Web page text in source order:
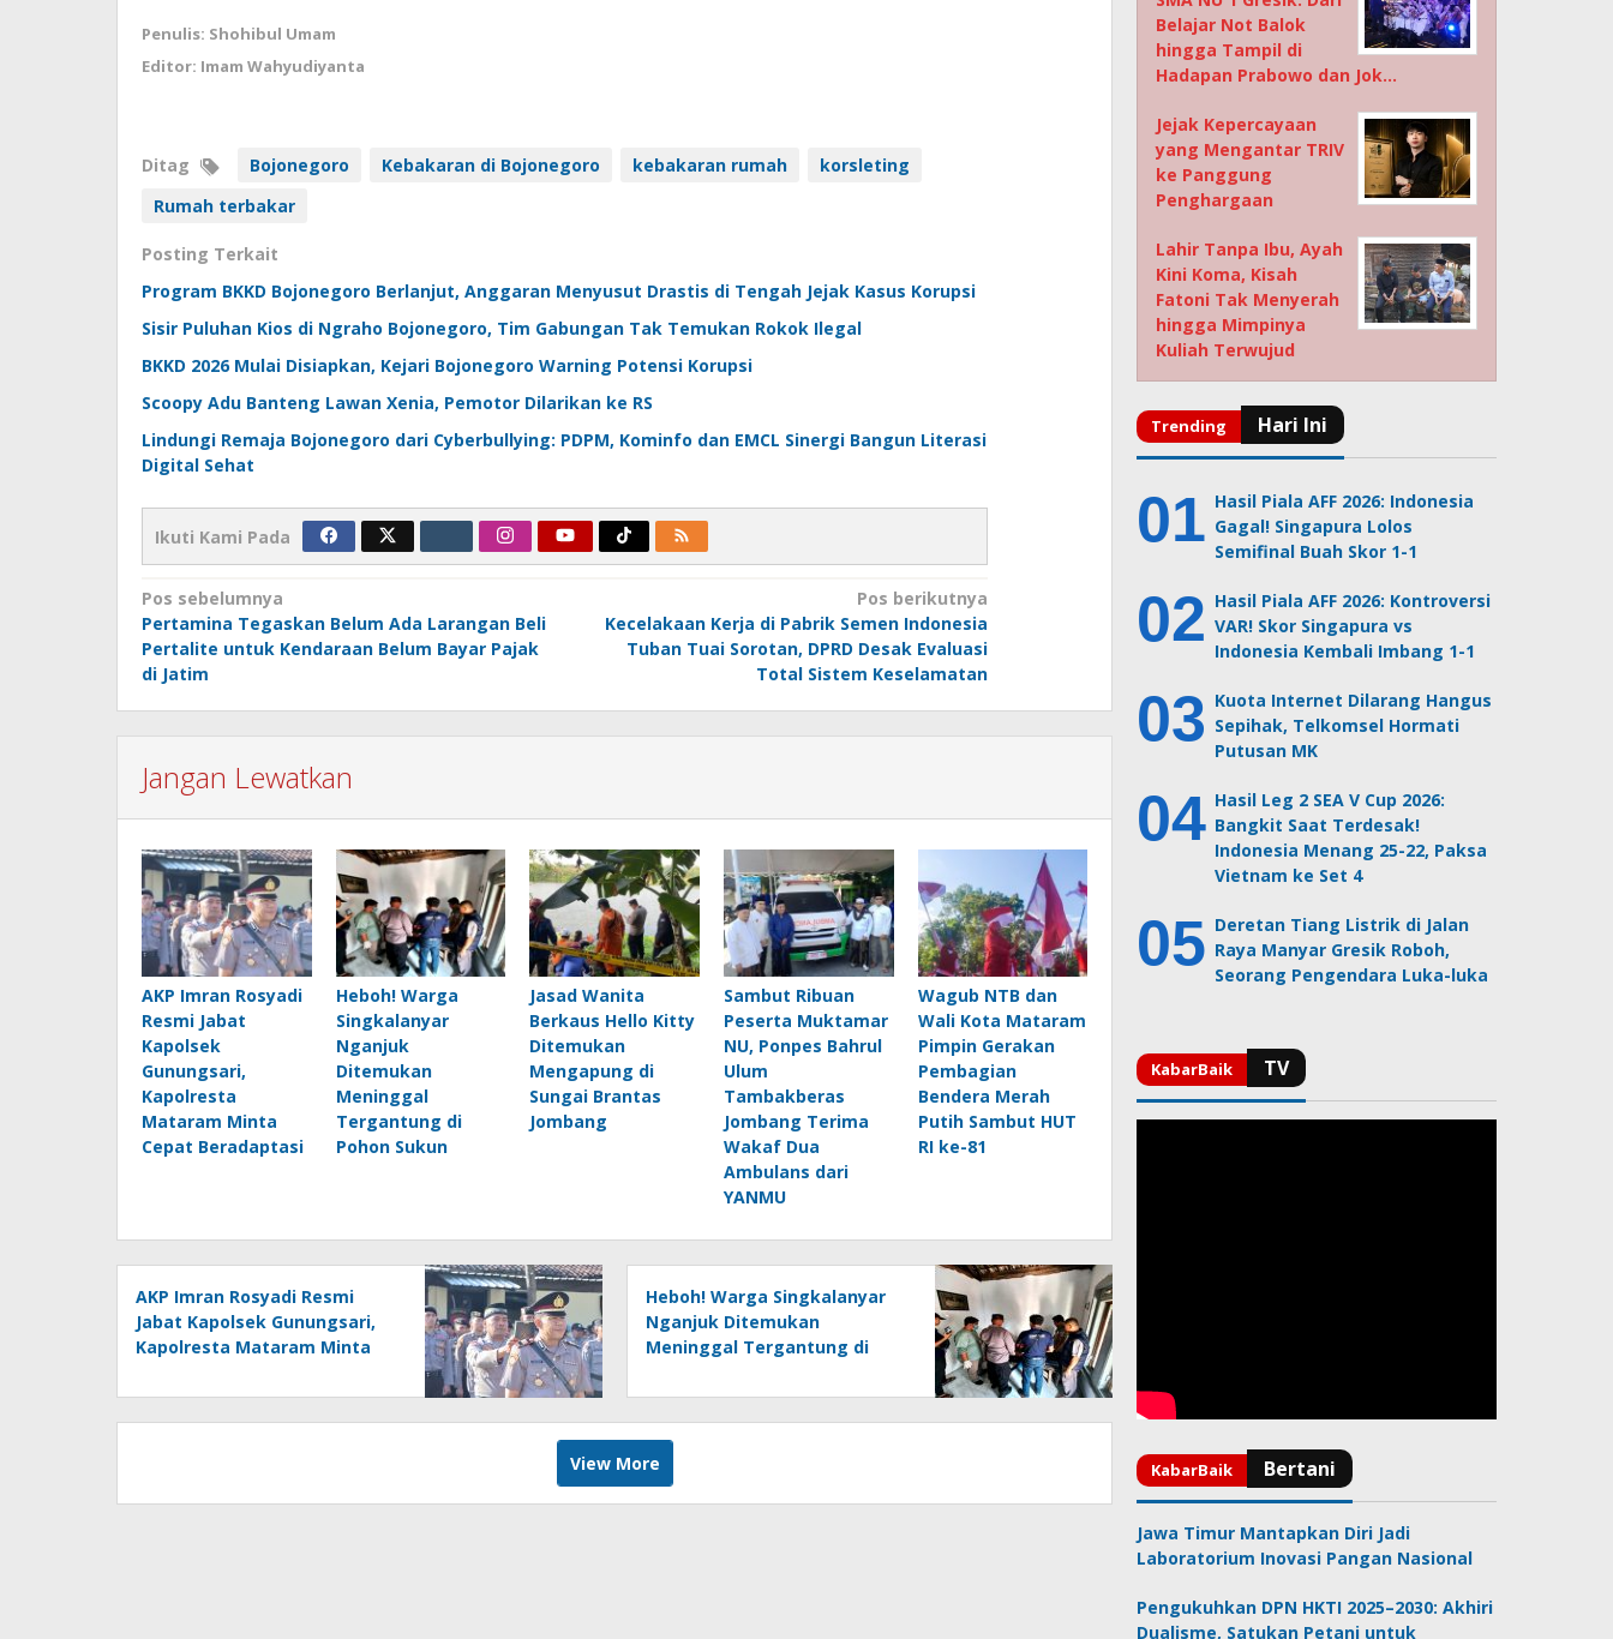
Penulis: Shohibul Umam
Editor: Imam Wahyudiyanta
Ditag Bojonegoro Kebakaran di Bojonegoro kebakaran rumah
korsleting
Rumah terbakar
Posting Terkait
Program BKKD Bojonegoro Berlanjut, Anggaran Menyusut Drastis di Tengah Jejak Kasus Korupsi
Sisir Puluhan Kios di Ngraho Bojonegoro, Tim Gabungan Tak Temukan Rokok Ilegal
BKKD 2026 Mulai Disiapkan, Kejari Bojonegoro Warning Potensi Korupsi
Scoopy Adu Banteng Lawan Xenia, Pemotor Dilarikan ke RS
Lindungi Remaja Bojonegoro dari Cyberbullying: PDPM, Kominfo dan EMCL Sinergi Bangun Literasi
Digital Sehat
Ikuti Kami Pada
Navigasi
pos
Pos sebelumnya
Pertamina Tegaskan Belum Ada Larangan Beli
Pertalite untuk Kendaraan Belum Bayar Pajak
di Jatim
Pos berikutnya
Kecelakaan Kerja di Pabrik Semen Indonesia
Tuban Tuai Sorotan, DPRD Desak Evaluasi
Total Sistem Keselamatan
Jangan Lewatkan
AKP Imran Rosyadi
Resmi Jabat
Kapolsek
Gunungsari,
Kapolresta
Mataram Minta
Cepat Beradaptasi
Heboh! Warga
Singkalanyar
Nganjuk
Ditemukan
Meninggal
Tergantung di
Pohon Sukun
Jasad Wanita
Berkaus Hello Kitty
Ditemukan
Mengapung di
Sungai Brantas
Jombang
Sambut Ribuan
Peserta Muktamar
NU, Ponpes Bahrul
Ulum
Tambakberas
Jombang Terima
Wakaf Dua
Ambulans dari
YANMU
Wagub NTB dan
Wali Kota Mataram
Pimpin Gerakan
Pembagian
Bendera Merah
Putih Sambut HUT
RI ke-81
AKP Imran Rosyadi Resmi
Jabat Kapolsek Gunungsari,
Kapolresta Mataram Minta
Heboh! Warga Singkalanyar
Nganjuk Ditemukan
Meninggal Tergantung di
View More
Belajar Not Balok
hingga Tampil di
Hadapan Prabowo dan Jok…
Jejak Kepercayaan
yang Mengantar TRIV
ke Panggung
Penghargaan
Lahir Tanpa Ibu, Ayah
Kini Koma, Kisah
Fatoni Tak Menyerah
hingga Mimpinya
Kuliah Terwujud
Hasil Piala AFF 2026: Indonesia
Gagal! Singapura Lolos
Semifinal Buah Skor 1-1
Hasil Piala AFF 2026: Kontroversi
VAR! Skor Singapura vs
Indonesia Kembali Imbang 1-1
Kuota Internet Dilarang Hangus
Sepihak, Telkomsel Hormati
Putusan MK
Hasil Leg 2 SEA V Cup 2026:
Bangkit Saat Terdesak!
Indonesia Menang 25-22, Paksa
Vietnam ke Set 4
Deretan Tiang Listrik di Jalan
Raya Manyar Gresik Roboh,
Seorang Pengendara Luka-luka
Jawa Timur Mantapkan Diri Jadi
Laboratorium Inovasi Pangan Nasional
Pengukuhkan DPN HKTI 2025–2030: Akhiri
Dualisme, Satukan Petani untuk